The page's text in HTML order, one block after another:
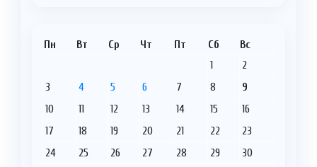
Пн Вт Ср Чт Пт Сб Вс
1
2
3
4 5 6 7 8
9
10
11 12 13 14 15
16
17
18 19 20 21 22
23
24
25 26 27 28 29
30